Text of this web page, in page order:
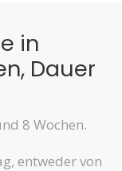
in
Dauer
8 Wochen.
entweder von